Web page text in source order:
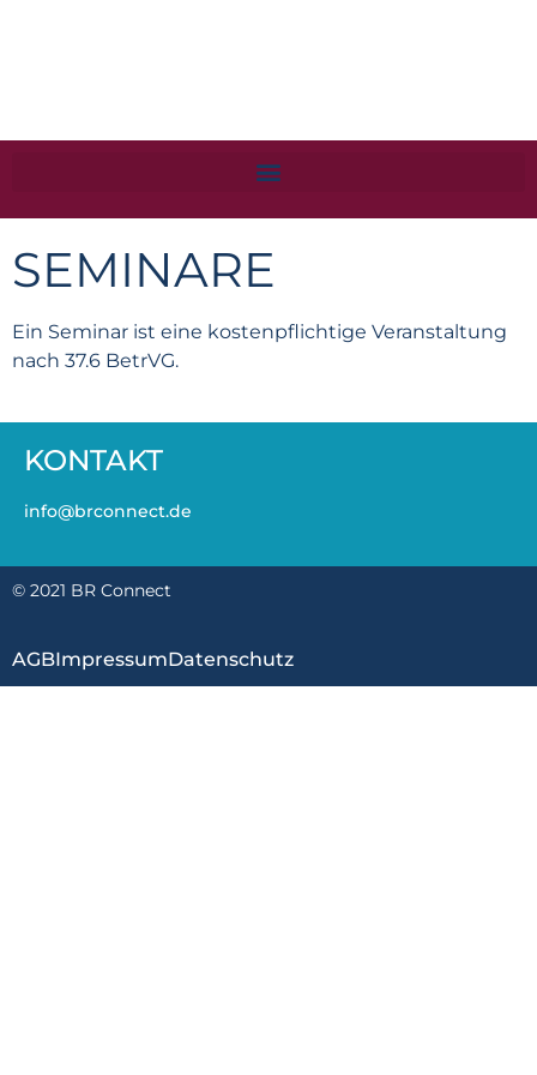
SEMINARE
Ein Seminar ist eine kostenpflichtige Veranstaltung
nach 37.6 BetrVG.
KONTAKT
info@brconnect.de
© 2021 BR Connect
AGBImpressumDatenschutz